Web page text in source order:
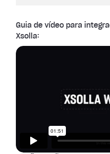
Guia de vídeo para
Xsolla: